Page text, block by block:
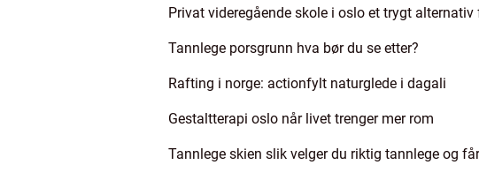
Privat videregående skole i oslo et trygt
Tannlege porsgrunn hva bør du se etter?
Rafting i norge: actionfylt naturglede i dagali
Gestaltterapi oslo når livet trenger mer rom
Tannlege skien slik velger du riktig tannlege og